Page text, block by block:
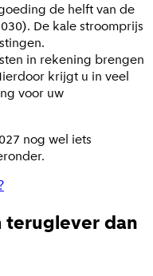
de helft van de
De kale stroomprijs
in rekening brengen
krijgt u in veel
voor uw
nog wel iets
teruglever dan